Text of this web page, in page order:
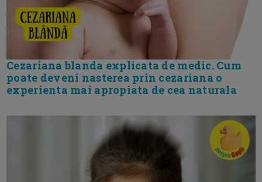
Cezariana blanda explicata de medic. Cum
poate deveni nasterea prin cezariana o
experienta mai apropiata de cea naturala